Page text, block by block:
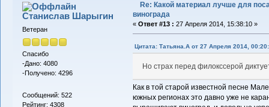
Станислав Шарыгин
Ветеран
Спасибо
-Дано: 4080
-Получено: 4296
Сообщений: 522
Рейтинг: 4308
Re: Какой материал лучше для
винограда
« Ответ #13 : 27 Апреля 2014, 15:38:10 »
Цитата: Татьяна.А от 27 Апреля 2014,
Но страх перед филокссерой
Как в той старой известной песне
южных регионах это давно уже не